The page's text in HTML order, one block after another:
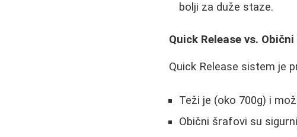
bolji za duže staze.
Quick Release vs.
Quick Release sistem je
Teži je (oko 700g) i
Obični šrafovi su